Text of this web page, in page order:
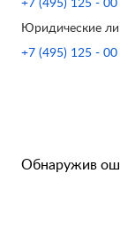
+7 (495) 125 -
Юридические
+7 (495) 125 -
Обнаружив